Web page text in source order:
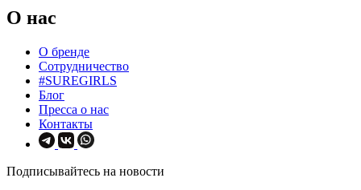
О нас
О бренде
Сотрудничество
#SUREGIRLS
Блог
Пресса о нас
Контакты
Подписывайтесь на новости